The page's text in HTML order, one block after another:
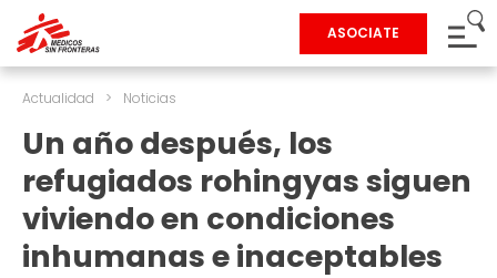
ASOCIATE
Actualidad > Noticias
Un año después, los
refugiados rohingyas siguen
viviendo en condiciones
inhumanas e inaceptables